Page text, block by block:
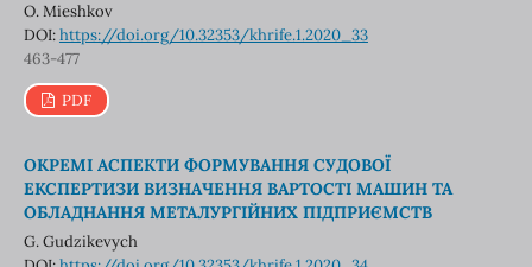
O. Mieshkov
DOI:https://doi.org/10.32353/khrife.1.2020_33
463-477
PDF
ОКРЕМІ АСПЕКТИ ФОРМУВАННЯ СУДОВОЇ
ЕКСПЕРТИЗИ ВИЗНАЧЕННЯ ВАРТОСТІ МАШИН ТА
ОБЛАДНАННЯ МЕТАЛУРГІЙНИХ ПІДПРИЄМСТВ
G. Gudzikevych